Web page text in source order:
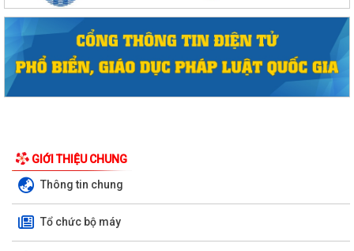
GIỚI THIỆU CHUNG
Thông tin chung
Tổ chức bộ máy